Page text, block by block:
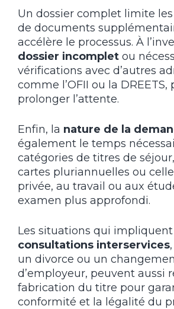
Un dossier complet limite
de documents
accélère le processus. À
dossier incomplet ou
vérifications avec d’autres
comme l’OFII ou la DREETS,
prolonger l’attente.
Enfin, la nature de la
également le temps
catégories de titres de
cartes pluriannuelles ou
privée, au travail ou aux
examen plus approfondi.
Les situations qui impliquent
consultations interservices
un divorce ou un
d’employeur, peuvent aussi
fabrication du titre pour
conformité et la légalité du